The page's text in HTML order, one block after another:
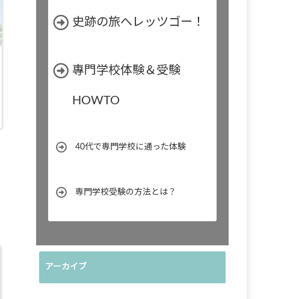
史跡の旅へレッツゴー！
專門学校体験＆受験
HOWTO
40代で専門学校に通った体験
専門学校受験の方法とは？
アーカイブ